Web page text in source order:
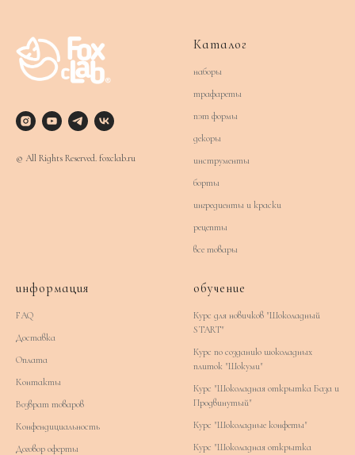
© All Rights Reserved. foxclab.ru
Каталог
наборы
трафареты
пэт формы
декоры
инструменты
борты
ингредиенты и краски
рецепты
все товары
информация
FAQ
Доставка
Оплата
Контакты
Возврат товаров
Конфендициальность
Договор оферты
обучение
Курс для новичков "Шоколадный
START"
Курс по созданию шоколадных
плиток "Шокуми"
Курс "Шоколадная открытка База и
Продвинутый"
Курс "Шоколадные конфеты"
Курс "Шоколадная открытка